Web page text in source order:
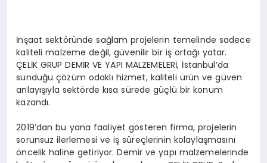
İnşaat sektöründe sağlam projelerin temelinde sadece
kaliteli malzeme değil, güvenilir bir iş ortağı yatar.
ÇELİK GRUP DEMİR VE YAPI MALZEMELERİ, İstanbul’da
sunduğu çözüm odaklı hizmet, kaliteli ürün ve güven
anlayışıyla sektörde kısa sürede güçlü bir konum
kazandı.
2019’dan bu yana faaliyet gösteren firma, projelerin
sorunsuz ilerlemesi ve iş süreçlerinin kolaylaşmasını
öncelik haline getiriyor. Demir ve yapı malzemelerinde